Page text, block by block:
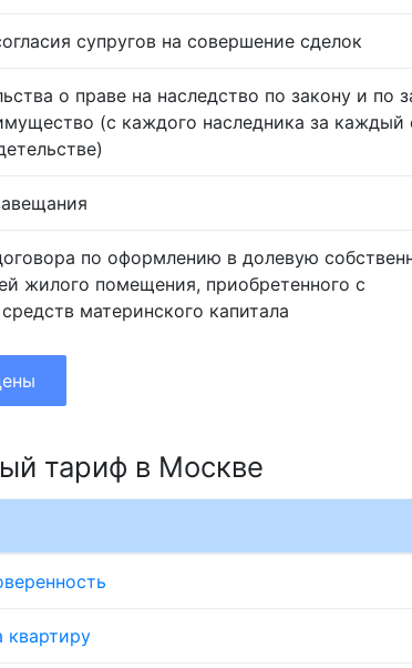
супругов на совершение сделок
о праве на наследство по закону и по
(с каждого наследника за каждый
по оформлению в долевую
жилого помещения, приобретенного с
материнского капитала
тариф в Москве
квартиру